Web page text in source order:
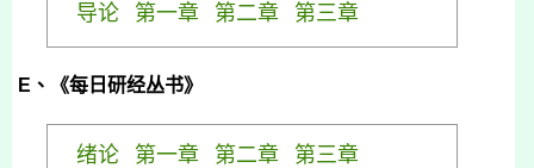
导论 第一章 第二章 第三章
E 、《每日研经丛书》
绪论 第一章 第二章 第三章